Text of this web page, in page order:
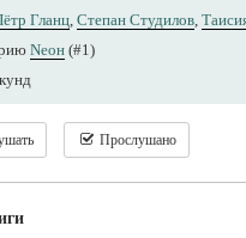
Гланц, Степан Студилов,
Nеон (#1)
Прослушано